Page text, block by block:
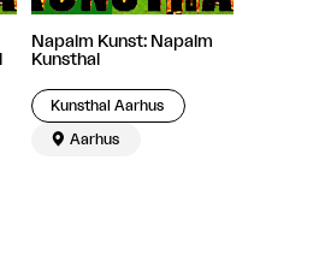
Napalm Kunst: Napalm
Kunsthal
Kunsthal Aarhus
 Aarhus